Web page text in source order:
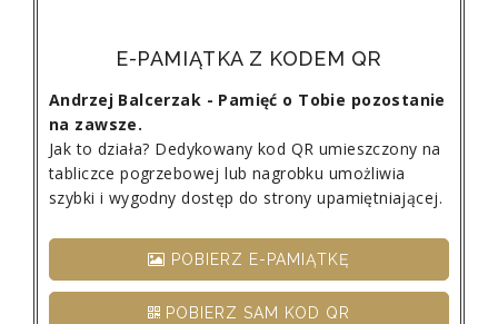
E-PAMIĄTKA Z KODEM QR
Andrzej Balcerzak - Pamięć o Tobie pozostanie
na zawsze.
Jak to działa? Dedykowany kod QR umieszczony na
tabliczce pogrzebowej lub nagrobku umożliwia
szybki i wygodny dostęp do strony upamiętniającej.
POBIERZ E-PAMIĄTKĘ
POBIERZ SAM KOD QR